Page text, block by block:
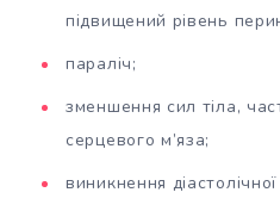
підвищений рівень
параліч;
зменшення сил тіла,
серцевого м’яза;
виникнення діастолічної